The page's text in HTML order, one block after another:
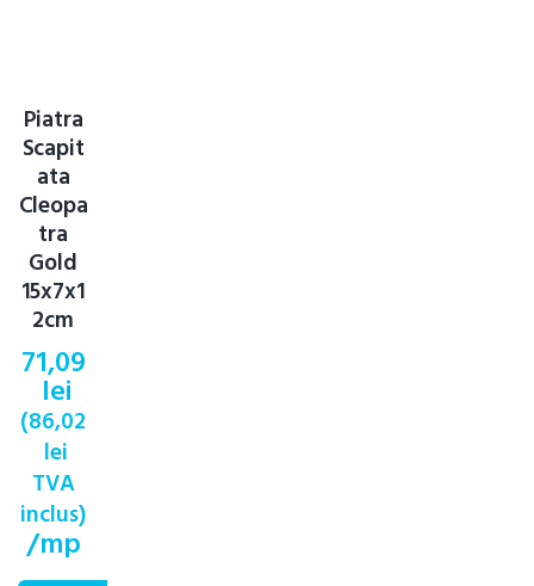
Piatra
Scapit
ata
Cleopa
tra
Gold
15x7x1
2cm
71,09
lei
(86,02
lei
TVA
inclus)
/mp